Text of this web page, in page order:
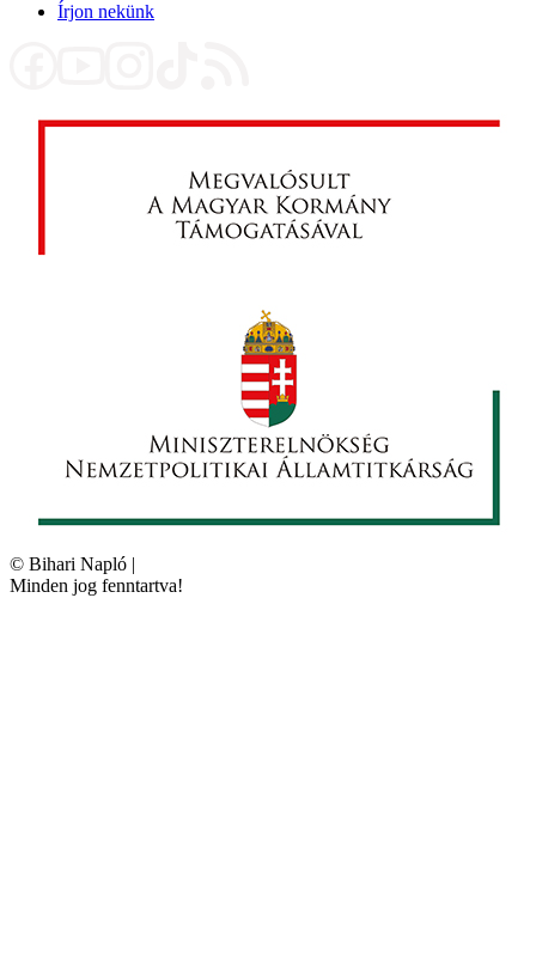
Írjon nekünk
© Bihari Napló |
Minden jog fenntartva!